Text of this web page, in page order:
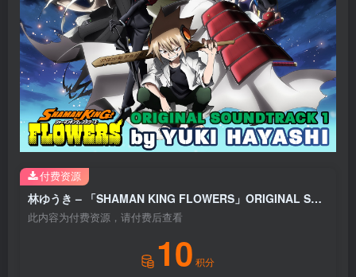
林ゆうき – 「SHAMAN KING FLOWERS」ORIGINAL SOUNDTRACK VOL.1(2900300223308)【24bit／44.1kHz】日本区
此内容为付费资源，请付费后查看
10 积分
付费资源